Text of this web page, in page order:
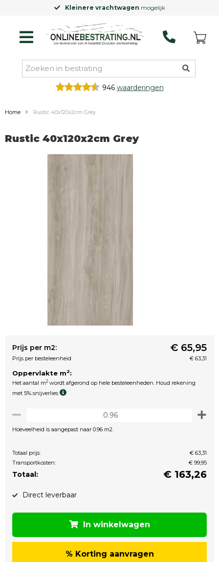
Kleinere vrachtwagen mogelijk
946 waarderingen
Home Rustic 40x120x2cm Grey
Rustic 40x120x2cm Grey
Prijs per m2: € 65,95
Prijs per besteleenheid € 63,31
Oppervlakte m2:
Het aantal m2 wordt afgerond op hele besteleenheden. Houd rekening
met 5% snijverlies
Hoeveelheid is aangepast naar 0.96 m2.
Totaal prijs:
€ 63,31
Transportkosten:
€ 99,95
Totaal: € 163,26
Direct leverbaar
In winkelwagen
% Korting aanvragen